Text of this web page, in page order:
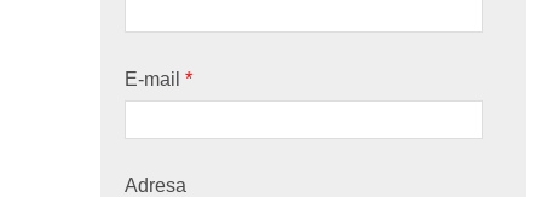
E-mail*
Adresa